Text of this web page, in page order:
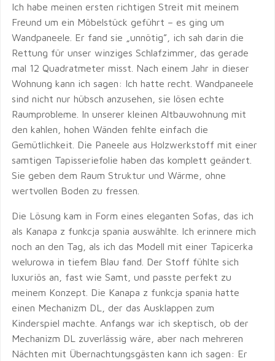
Ich habe meinen ersten richtigen Streit mit meinem
Freund um ein Möbelstück geführt – es ging um
Wandpaneele. Er fand sie „unnötig”, ich sah darin die
Rettung für unser winziges Schlafzimmer, das gerade
mal 12 Quadratmeter misst. Nach einem Jahr in dieser
Wohnung kann ich sagen: Ich hatte recht. Wandpaneele
sind nicht nur hübsch anzusehen, sie lösen echte
Raumprobleme. In unserer kleinen Altbauwohnung mit
den kahlen, hohen Wänden fehlte einfach die
Gemütlichkeit. Die Paneele aus Holzwerkstoff mit einer
samtigen Tapisseriefolie haben das komplett geändert.
Sie geben dem Raum Struktur und Wärme, ohne
wertvollen Boden zu fressen.
Die Lösung kam in Form eines eleganten Sofas, das ich
als Kanapa z funkcja spania auswählte. Ich erinnere mich
noch an den Tag, als ich das Modell mit einer Tapicerka
welurowa in tiefem Blau fand. Der Stoff fühlte sich
luxuriös an, fast wie Samt, und passte perfekt zu
meinem Konzept. Die Kanapa z funkcja spania hatte
einen Mechanizm DL, der das Ausklappen zum
Kinderspiel machte. Anfangs war ich skeptisch, ob der
Mechanizm DL zuverlässig wäre, aber nach mehreren
Nächten mit Übernachtungsgästen kann ich sagen: Er